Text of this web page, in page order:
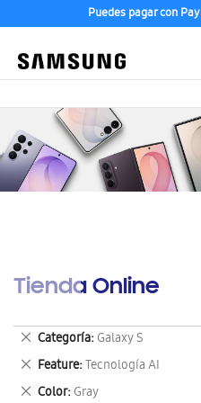
Puedes pagar con
Tienda Online
Categoría Galaxy S
Eliminar
este
artículo
Feature Tecnología AI
Eliminar
este
Color Gray
Eliminar